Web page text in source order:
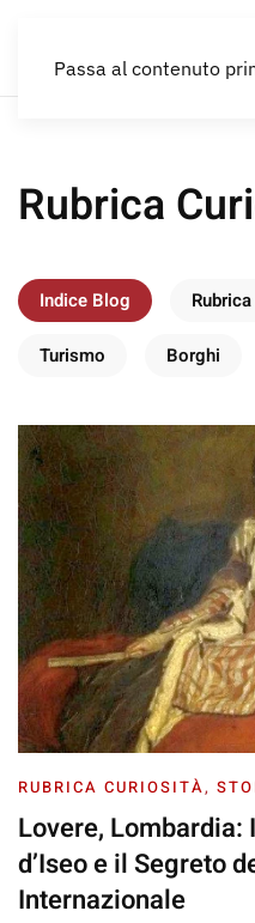
Passa al contenuto
Rubrica
Indice Blog
Turismo Borghi
RUBRICA CURIOSITÀ,
Lovere, Lombardia:
d’Iseo e il Segreto
Internazionale